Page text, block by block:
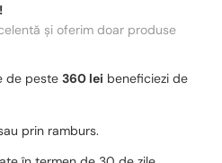
și oferim doar produse
de peste 360 lei beneficiezi de
prin ramburs.